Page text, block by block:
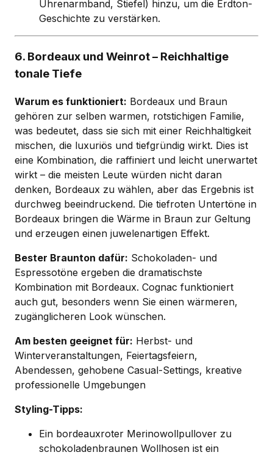
Uhrenarmband, Stiefel) hinzu, um die Erdton-
Geschichte zu verstärken.
6. Bordeaux und Weinrot – Reichhaltige
tonale Tiefe
Warum es funktioniert: Bordeaux und Braun
gehören zur selben warmen, rotstichigen Familie,
was bedeutet, dass sie sich mit einer Reichhaltigkeit
mischen, die luxuriös und tiefgründig wirkt. Dies ist
eine Kombination, die raffiniert und leicht unerwartet
wirkt – die meisten Leute würden nicht daran
denken, Bordeaux zu wählen, aber das Ergebnis ist
durchweg beeindruckend. Die tiefroten Untertöne in
Bordeaux bringen die Wärme in Braun zur Geltung
und erzeugen einen juwelenartigen Effekt.
Bester Braunton dafür: Schokoladen- und
Espressotöne ergeben die dramatischste
Kombination mit Bordeaux. Cognac funktioniert
auch gut, besonders wenn Sie einen wärmeren,
zugänglicheren Look wünschen.
Am besten geeignet für: Herbst- und
Winterveranstaltungen, Feiertagsfeiern,
Abendessen, gehobene Casual-Settings, kreative
professionelle Umgebungen
Styling-Tipps:
Ein bordeauxroter Merinowollpullover zu
schokoladenbraunen Wollhosen ist ein